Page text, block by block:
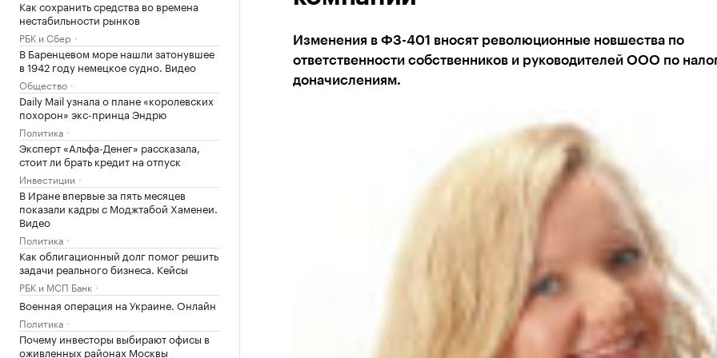
Как сохранить средства во времена
нестабильности рынков
РБК и Сбер
В Баренцевом море нашли затонувшее
в 1942 году немецкое судно. Видео
Общество
Daily Mail узнала о плане «королевских
похорон» экс-принца Эндрю
Политика
Эксперт «Альфа-Денег» рассказала,
стоит ли брать кредит на отпуск
Инвестиции
В Иране впервые за пять месяцев
показали кадры с Моджтабой Хаменеи.
Видео
Политика
Как облигационный долг помог решить
задачи реального бизнеса. Кейсы
РБК и МСП Банк
Военная операция на Украине. Онлайн
Политика
Почему инвесторы выбирают офисы в
оживленных районах Москвы
Изменения в ФЗ-401 вносят революционные новшества по
ответственности собственников и руководителей ООО по
доначислениям.